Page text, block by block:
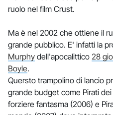
ruolo nel film Crust.
Ma è nel 2002 che ottiene il
grande pubblico. E' infatti la
Murphy dell'apocalittico 28
Boyle.
Quersto trampolino di lancio
grande budget come Pirati
forziere fantasma (2006) e